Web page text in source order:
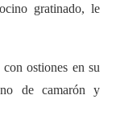
gratinado, le
ostiones en su
de camarón y